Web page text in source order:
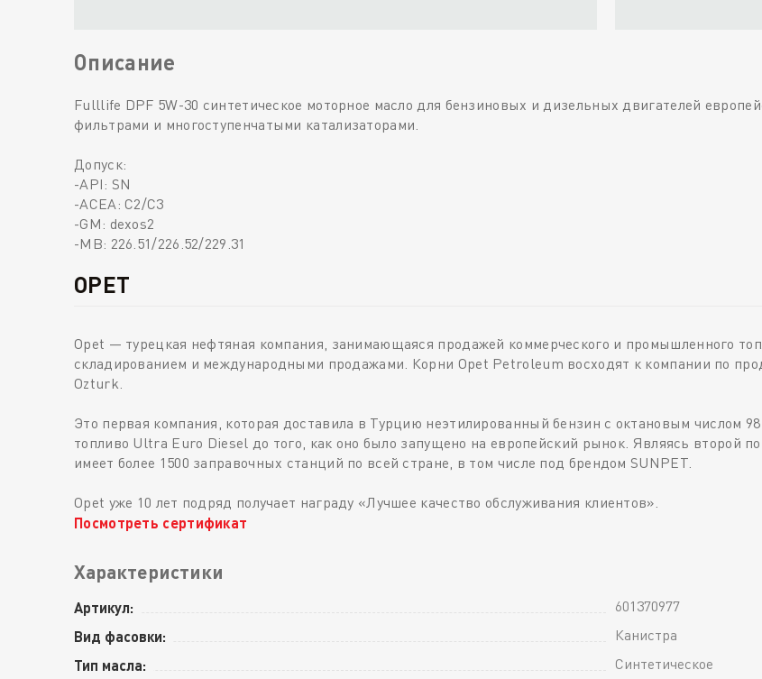
Описание
Fulllife DPF 5W-30 синтетическое моторное масло для бензиновых и дизельных двигателей
фильтрами и многоступенчатыми катализаторами.
Допуск:
-API: SN
-ACEA: C2/C3
-GM: dexos2
-MB: 226.51/226.52/229.31
OPET
Opet — турецкая нефтяная компания, занимающаяся продажей коммерческого и промышленного
складированием и международными продажами. Корни Opet Petroleum восходят к компании по
Ozturk.
Это первая компания, которая доставила в Турцию неэтилированный бензин с октановым числом
топливо Ultra Euro Diesel до того, как оно было запущено на европейский рынок. Являясь второй
имеет более 1500 заправочных станций по всей стране, в том числе под брендом SUNPET.
Opet уже 10 лет подряд получает награду «Лучшее качество обслуживания клиентов».
Посмотреть сертификат
Характеристики
Артикул: 601370977
Вид фасовки: Канистра
Тип масла: Синтетическое